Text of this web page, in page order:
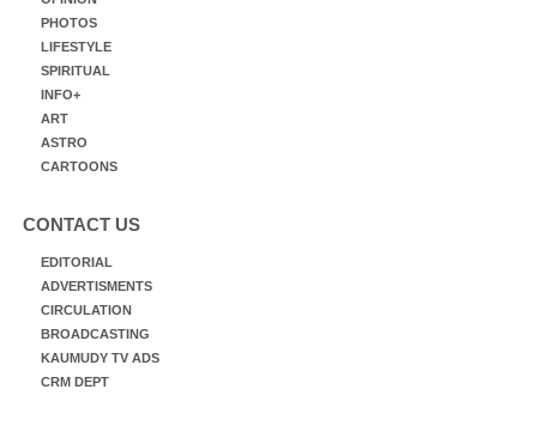
PHOTOS
LIFESTYLE
SPIRITUAL
INFO+
ART
ASTRO
CARTOONS
CONTACT US
EDITORIAL
ADVERTISMENTS
CIRCULATION
BROADCASTING
KAUMUDY TV ADS
CRM DEPT